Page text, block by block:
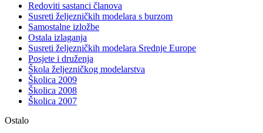
Redoviti sastanci članova
Susreti željezničkih modelara s burzom
Samostalne izložbe
Ostala izlaganja
Susreti željezničkih modelara Srednje Europe
Posjete i druženja
Škola željezničkog modelarstva
Školica 2009
Školica 2008
Školica 2007
Ostalo